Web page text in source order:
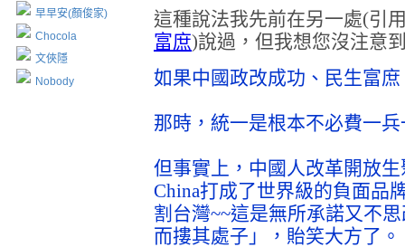
早早安(顏俊家)
Chocola
文俠隱
Nobody
這種說法我先前在另一處(引
富庶)說過，但我想您沒注意
如果中國政改成功、民生富
那時，統一是根本不必費一
但事實上，中國人改革開放
China打成了世界級的負面品
割台灣~~這是無所承諾又不
而摟其處子」，貽笑大方了。